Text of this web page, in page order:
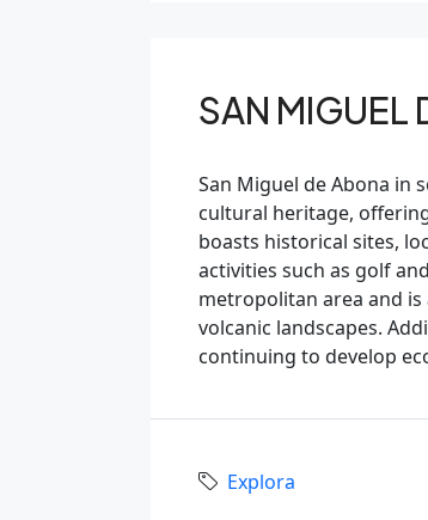
SAN MIGUEL
San Miguel de Abona in
cultural heritage,
boasts historical sites,
activities such as golf
metropolitan area and
volcanic landscapes.
continuing to develop
Explora